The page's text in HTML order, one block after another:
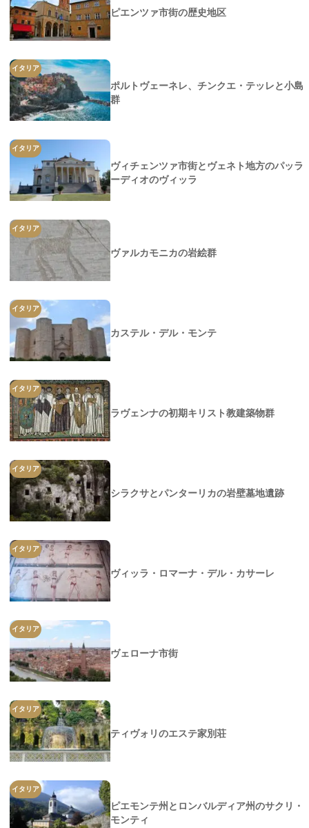
ピエンツァ市街の歴史地区
イタリア
ポルトヴェーネレ、チンクエ・テッレと小島
群
イタリア
ヴィチェンツァ市街とヴェネト地方のパッラ
ーディオのヴィッラ
イタリア
ヴァルカモニカの岩絵群
イタリア
カステル・デル・モンテ
イタリア
ラヴェンナの初期キリスト教建築物群
イタリア
シラクサとパンターリカの岩壁墓地遺跡
イタリア
ヴィッラ・ロマーナ・デル・カサーレ
イタリア
ヴェローナ市街
イタリア
ティヴォリのエステ家別荘
イタリア
ピエモンテ州とロンバルディア州のサクリ・
モンティ